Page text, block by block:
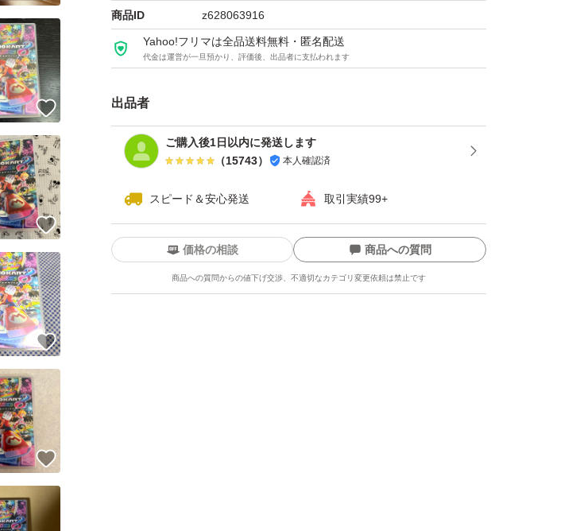
商品ID z628063916
Yahoo!フリマは全品送料無料・匿名配送
代金は運営が一旦預かり、評価後、出品者に支払われます
出品者
ご購入後1日以内に発送します
（15743） 本人確認済
スピード＆安心発送 取引実績99+
ーの実績について
たしたユーザーにバッジを付与しています
マの基準をクリアした安心・安全なユーザーです
ーはYahoo!フリマの取引を完了させた実績があります
価格の相談 商品への質問
商品への質問からの値下げ交渉、不適切なカテゴリ変更依頼は禁止です
の情報をコピーします
れています
いいね！
いいね！